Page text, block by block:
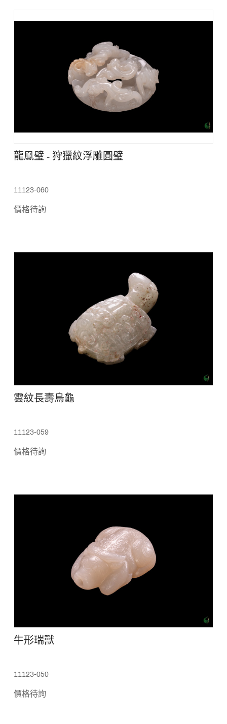
龍鳯璧 - 狩獵紋浮雕圓璧
11123-060
價格待詢
雲紋長壽烏龜
11123-059
價格待詢
牛形瑞獸
11123-050
價格待詢